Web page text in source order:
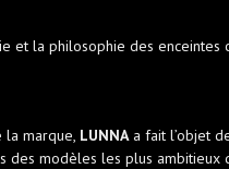
et la philosophie des enceintes
marque, LUNNAa fait l’objet
des modèles les plus ambitieux